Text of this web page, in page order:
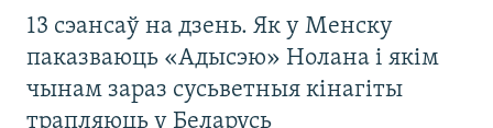
13 сэансаў на дзень. Як у Менску
паказваюць «Адысэю» Нолана і якім
чынам зараз сусьветныя кінагіты
трапляюць у Беларусь